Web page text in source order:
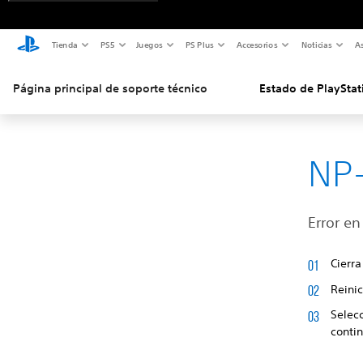
Tienda PS5 Juegos PS Plus Accesorios Noticias
Página principal de soporte técnico Estado de
Error